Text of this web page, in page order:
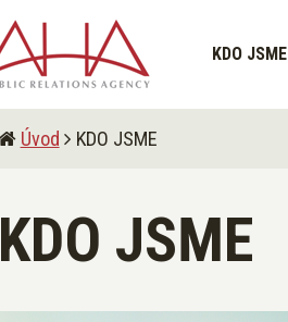
KDO JSME
Úvod KDO JSME
KDO JSME